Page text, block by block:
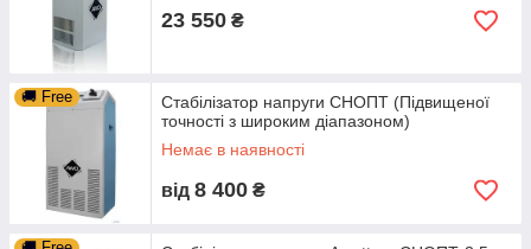
23 550 ₴
🚚 Free
Стабілізатор напруги СНОПТ (Підвищеної
точності з широким діапазоном)
Немає в наявності
від 8 400 ₴